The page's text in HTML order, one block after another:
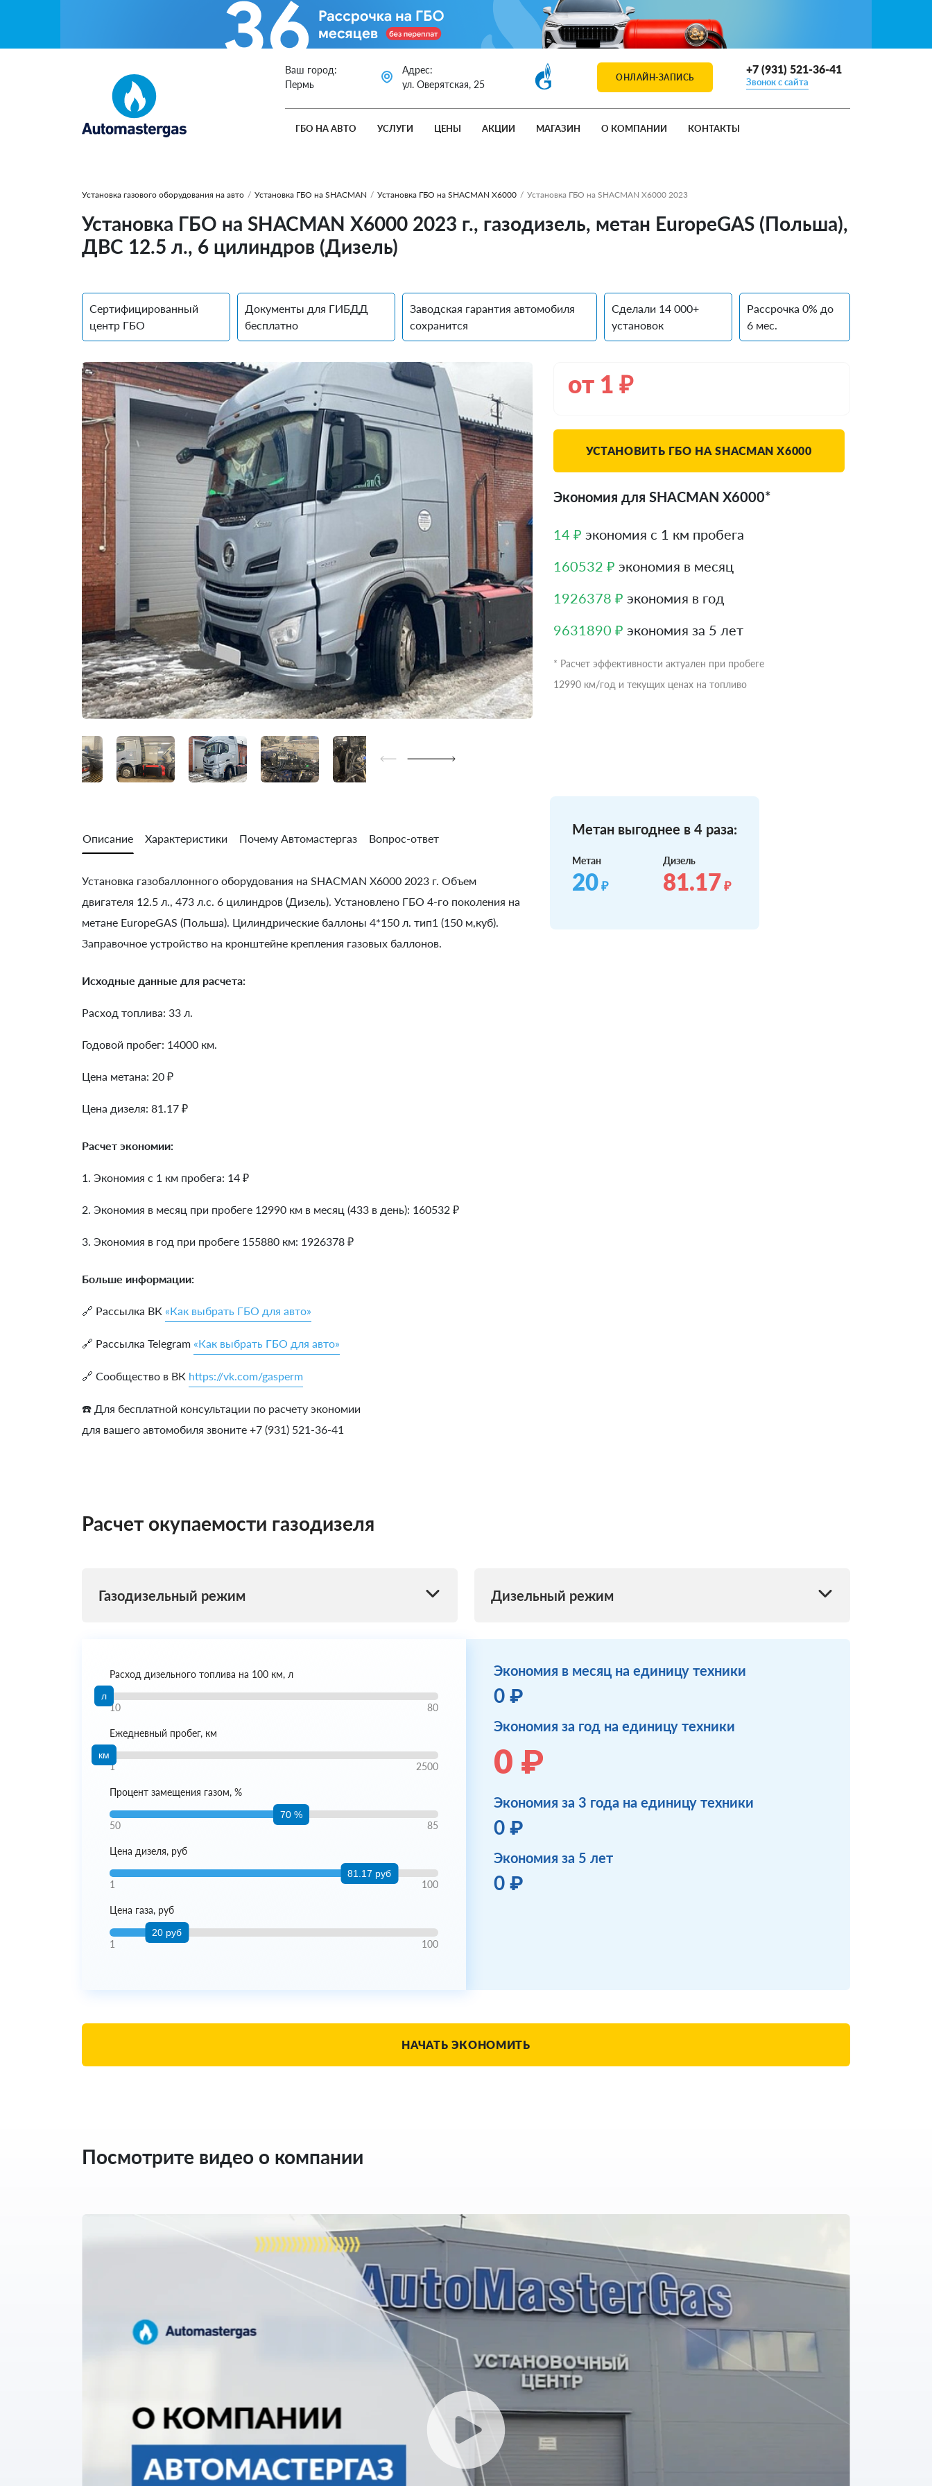
Ваш город:
Пермь
Адрес:
ул. Оверятская, 25
ОНЛАЙН-ЗАПИСЬ
+7 (931) 521-36-41
Звонок с сайта
ГБО НА АВТО УСЛУГИ ЦЕНЫ АКЦИИ МАГАЗИН О КОМПАНИИ КОНТАКТЫ
Установка газового оборудования на авто / Установка ГБО на SHACMAN / Установка ГБО на SHACMAN X6000 / Установка ГБО на SHACMAN X6000 2023
Установка ГБО на SHACMAN X6000 2023 г., газодизель, метан EuropeGAS (Польша),
ДВС 12.5 л., 6 цилиндров (Дизель)
Сертифицированный
центр ГБО
Документы для ГИБДД
бесплатно
Заводская гарантия автомобиля
сохранится
Сделали 14 000+
установок
Рассрочка 0% до
6 мес.
от 1 ₽
УСТАНОВИТЬ ГБО НА SHACMAN X6000
Экономия для SHACMAN X6000*
14 ₽ экономия с 1 км пробега
160532 ₽ экономия в месяц
1926378 ₽ экономия в год
9631890 ₽ экономия за 5 лет
* Расчет эффективности актуален при пробеге
12990 км/год и текущих ценах на топливо
Описание Характеристики Почему Автомастергаз Вопрос-ответ
Установка газобаллонного оборудования на SHACMAN X6000 2023 г. Объем
двигателя 12.5 л., 473 л.с. 6 цилиндров (Дизель). Установлено ГБО 4-го поколения на
метане EuropeGAS (Польша). Цилиндрические баллоны 4*150 л. тип1 (150 м,куб).
Заправочное устройство на кронштейне крепления газовых баллонов.
Исходные данные для расчета:
Расход топлива: 33 л.
Годовой пробег: 14000 км.
Цена метана: 20 ₽
Цена дизеля: 81.17 ₽
Расчет экономии:
1. Экономия с 1 км пробега: 14 ₽
2. Экономия в месяц при пробеге 12990 км в месяц (433 в день): 160532 ₽
3. Экономия в год при пробеге 155880 км: 1926378 ₽
Больше информации:
🔗 Рассылка ВК «Как выбрать ГБО для авто»
🔗 Рассылка Telegram «Как выбрать ГБО для авто»
🔗 Сообщество в ВК https://vk.com/gasperm
☎️ Для бесплатной консультации по расчету экономии
для вашего автомобиля звоните +7 (931) 521-36-41
Метан выгоднее в 4 раза:
Метан
20₽
Дизель
81.17₽
Расчет окупаемости газодизеля
Газодизельный режим Дизельный режим
Расход дизельного топлива на 100 км, л
л
10 80
Ежедневный пробег, км
км
1 2500
Процент замещения газом, %
70 %
50 85
Цена дизеля, руб
81.17 руб
1 100
Цена газа, руб
20 руб
1 100
Экономия в месяц на единицу техники
0 ₽
Экономия за год на единицу техники
0 ₽
Экономия за 3 года на единицу техники
0 ₽
Экономия за 5 лет
0 ₽
НАЧАТЬ ЭКОНОМИТЬ
Посмотрите видео о компании